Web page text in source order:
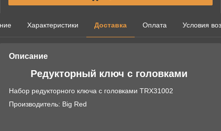
Характеристики Доставка Оплата Условия
Описание
Редукторный ключ с головками
Набор редукторного ключа с головками TRX31002
Производитель: Big Red